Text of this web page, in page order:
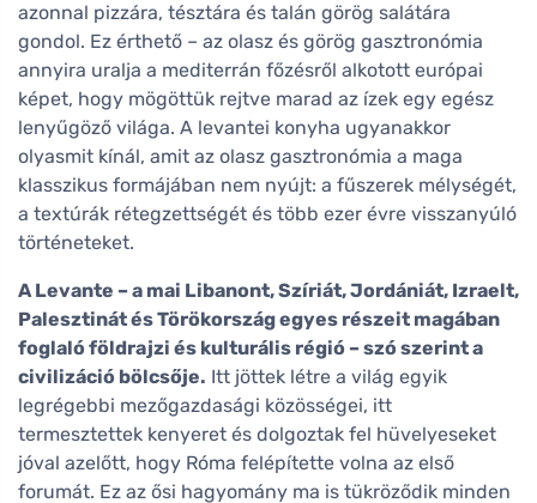
azonnal pizzára, tésztára és talán görög salátára
gondol. Ez érthető – az olasz és görög gasztronómia
annyira uralja a mediterrán főzésről alkotott európai
képet, hogy mögöttük rejtve marad az ízek egy egész
lenyűgöző világa. A levantei konyha ugyanakkor
olyasmit kínál, amit az olasz gasztronómia a maga
klasszikus formájában nem nyújt: a fűszerek mélységét,
a textúrák rétegzettségét és több ezer évre visszanyúló
történeteket.
A Levante – a mai Libanont, Szíriát, Jordániát, Izraelt,
Palesztinát és Törökország egyes részeit magában
foglaló földrajzi és kulturális régió – szó szerint a
civilizáció bölcsője. Itt jöttek létre a világ egyik
legrégebbi mezőgazdasági közösségei, itt
termesztettek kenyeret és dolgoztak fel hüvelyeseket
jóval azelőtt, hogy Róma felépítette volna az első
forumát. Ez az ősi hagyomány ma is tükröződik minden